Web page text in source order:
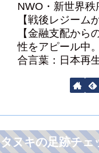
NWO・新世界秩
【戦後レジーム
【金融支配から
性をアピール中。
合言葉：日本再
タヌキの足跡チェ